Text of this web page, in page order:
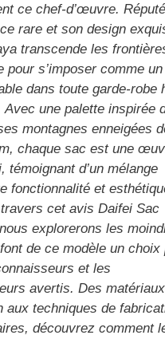
ce chef-d’œuvre.
rare et son design
transcende les
pour s’imposer comme un
dans toute garde-robe
Avec une palette inspirée
montagnes enneigées
chaque sac est une
témoignant d’un mélange
fonctionnalité et
cet avis Daifei Sac
explorerons les
de ce modèle un choix
et les
avertis. Des matériaux
aux techniques de
découvrez comment